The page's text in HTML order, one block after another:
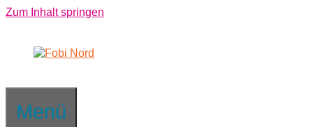
Zum Inhalt springen
Menü